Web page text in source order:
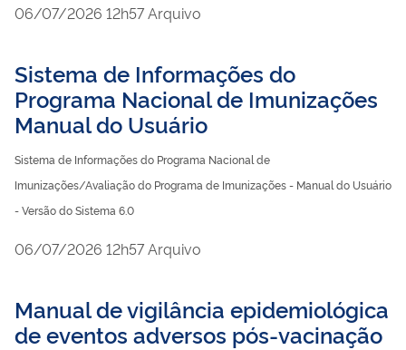
publicado
06/07/2026 12h57Arquivo
Sistema de Informações do
Programa Nacional de Imunizações
Manual do Usuário
Sistema de Informações do Programa Nacional de
Imunizações/Avaliação do Programa de Imunizações - Manual do Usuário
- Versão do Sistema 6.0
publicado
06/07/2026 12h57Arquivo
Manual de vigilância epidemiológica
de eventos adversos pós-vacinação